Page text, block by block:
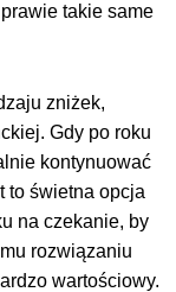
takie same
zniżek,
Gdy po roku
kontynuować
to świetna opcja
na czekanie, by
rozwiązaniu
wartościowy.